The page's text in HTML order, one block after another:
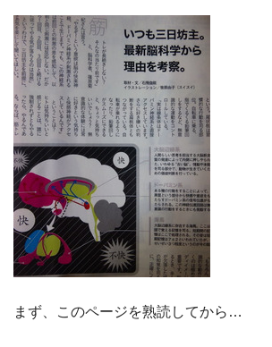
まず、このページを熟読してから…